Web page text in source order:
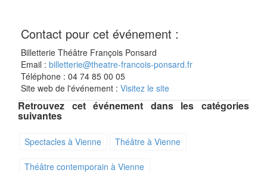
Contact pour cet événement :
Billetterie Théâtre François Ponsard
Email : billetterie@theatre-francois-ponsard.fr
Téléphone : 04 74 85 00 05
Site web de l'événement : Visitez le site
Retrouvez cet événement dans les catégories
suivantes
Spectacles à Vienne Théâtre à Vienne
Théâtre contemporain à Vienne